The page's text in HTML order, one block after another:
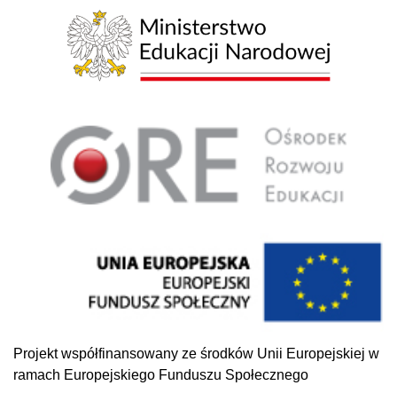
Projekt współfinansowany ze środków Unii Europejskiej w
ramach Europejskiego Funduszu Społecznego